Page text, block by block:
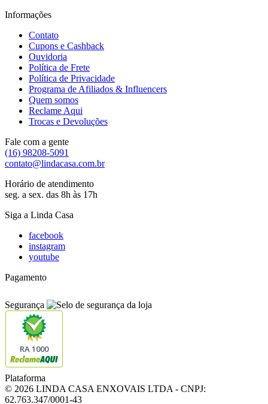
Informações
Contato
Cupons e Cashback
Ouvidoria
Política de Frete
Política de Privacidade
Programa de Afiliados & Influencers
Quem somos
Reclame Aqui
Trocas e Devoluções
Fale com a gente
(16) 98208-5091
contato@lindacasa.com.br
Horário de atendimento
seg. a sex. das 8h às 17h
Siga a Linda Casa
facebook
instagram
youtube
Pagamento
Segurança
RA 1000
Plataforma
© 2026 LINDA CASA ENXOVAIS LTDA - CNPJ:
62.763.347/0001-43